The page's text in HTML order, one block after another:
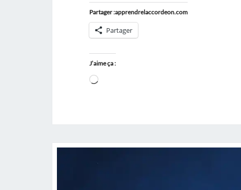
Partager :apprendrelaccordeon.com
Partager
J’aime ça :
Chargement…